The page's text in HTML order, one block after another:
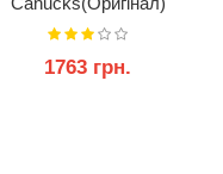
1763 грн.